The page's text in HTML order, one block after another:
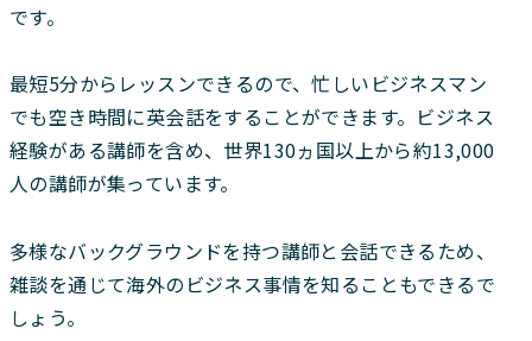
です。
最短5分からレッスンできるので、忙しいビジネスマン
でも空き時間に英会話をすることができます。ビジネス
経験がある講師を含め、世界130ヵ国以上から約13,000
人の講師が集っています。
多様なバックグラウンドを持つ講師と会話できるため、
雑談を通じて海外のビジネス事情を知ることもできるで
しょう。